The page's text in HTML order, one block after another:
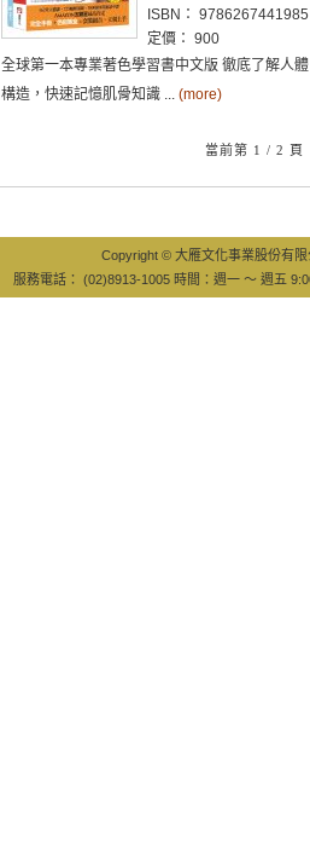
ISBN： 9786267441985
定價： 900
全球第一本專業著色學習書中文版 徹底了解人體
構造，快速記憶肌骨知識 ... (more)
當前第 1 / 2 頁
Copyright © 大雁文化事業股份有
服務電話： (02)8913-1005 時間：週一 ～ 週五